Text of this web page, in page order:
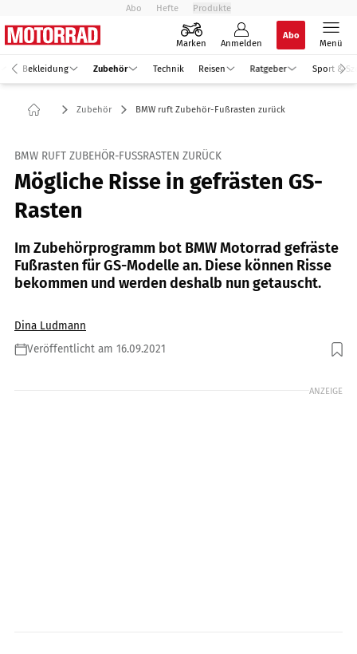
Abo Hefte Produkte
Marken Anmelden
Abo
Menü
Bekleidung Zubehör Technik Reisen Ratgeber Sport &
Zubehör BMW ruft Zubehör-Fußrasten zurück
BMW RUFT ZUBEHÖR-FUSSRASTEN ZURÜCK
Mögliche Risse in gefrästen GS-
Rasten
Im Zubehörprogramm bot BMW Motorrad gefräste
Fußrasten für GS-Modelle an. Diese können Risse
bekommen und werden deshalb nun getauscht.
Dina Ludmann
Veröffentlicht am 16.09.2021
Foto: BMW Motorrad
ANZEIGE